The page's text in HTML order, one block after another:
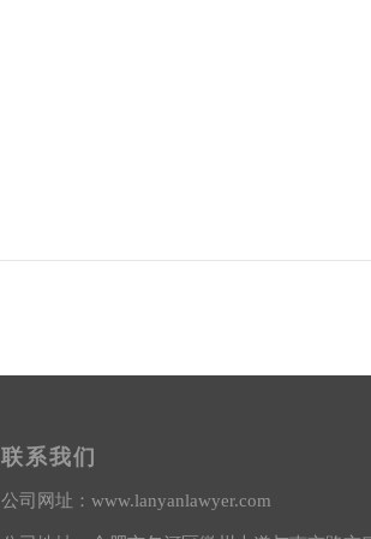
联系我们
公司网址： www.lanyanlawyer.com